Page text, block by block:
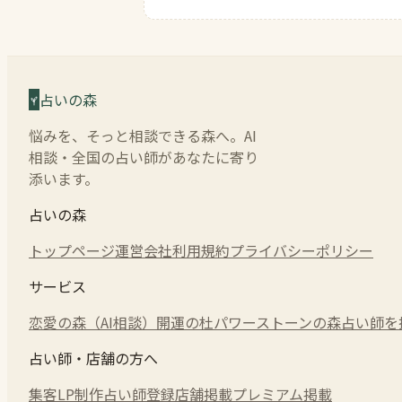
占いの森
悩みを、そっと相談できる森へ。AI
相談・全国の占い師があなたに寄り
添います。
占いの森
トップページ運営会社利用規約プライバシーポリシー
サービス
恋愛の森（AI相談） 開運の杜パワーストーンの森占い師
占い師・店舗の方へ
集客LP制作占い師登録店舗掲載プレミアム掲載